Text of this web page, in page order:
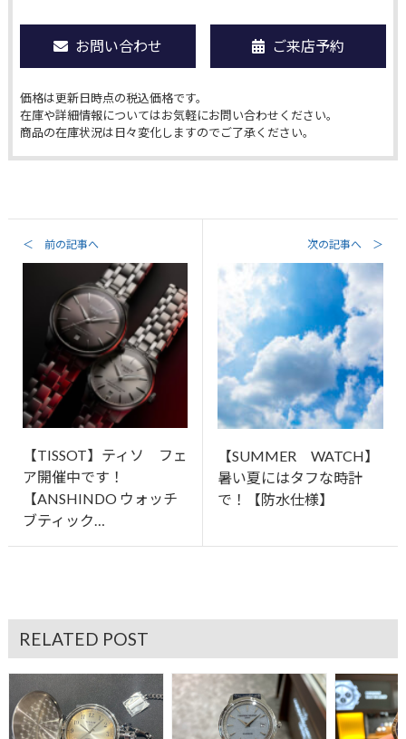
お問い合わせ ご来店予約
価格は更新日時点の税込価格です。
在庫や詳細情報についてはお気軽にお問い合わせください。
商品の在庫状況は日々変化しますのでご了承ください。
＜ 前の記事へ
【TISSOT】ティソ フェ
ア開催中です！
【ANSHINDO ウォッチ
ブティック…
次の記事へ ＞
【SUMMER WATCH】
暑い夏にはタフな時計
で！【防水仕様】
RELATED POST